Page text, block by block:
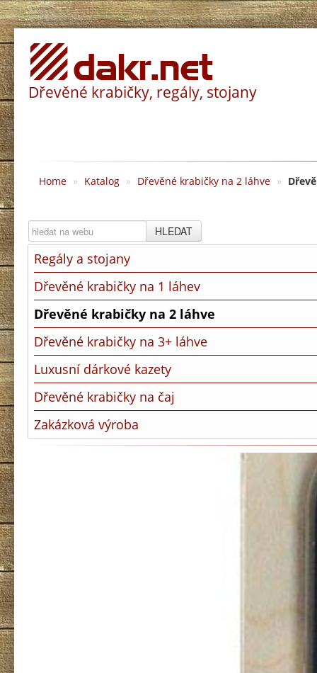
Dřevěné krabičky, regály, stojany
Home » Katalog » Dřevěné krabičky na 2 láhve »
HLEDAT
Regály a stojany
Dřevěné krabičky na 1 láhev
Dřevěné krabičky na 2 láhve
Dřevěné krabičky na 3+ láhve
Luxusní dárkové kazety
Dřevěné krabičky na čaj
Zakázková výroba